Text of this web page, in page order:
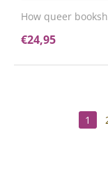
How queer
€24,95
1